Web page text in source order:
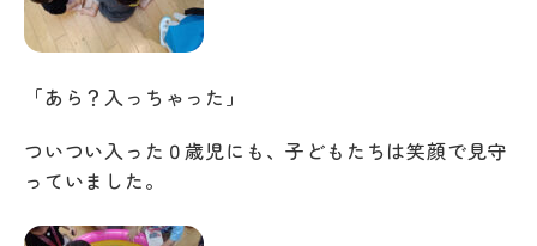
「あら？入っちゃった」
ついつい入った０歳児にも、子どもたちは笑顔で見守
っていました。